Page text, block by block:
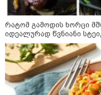
რატომ გამოდის ხორცი
იდეალურად წვნიანი